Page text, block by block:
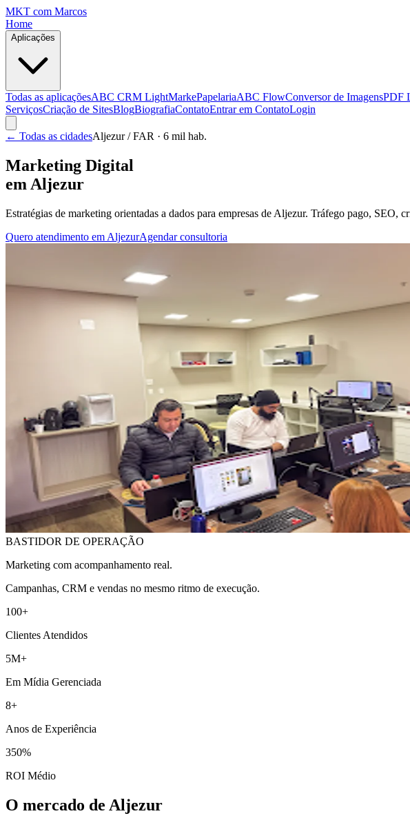
MKT com Marcos
Home
Aplicações
Todas as aplicaçõesABC CRM LightMarkePapelariaABC FlowConversor de ImagensPDF
ServiçosCriação de SitesBlogBiografiaContatoEntrar em ContatoLogin
← Todas as cidadesAljezur/ FAR · 6 mil hab.
Marketing Digital
em Aljezur
Estratégias de marketing orientadas a dados para empresas de Aljezur. Tráfego pago, SEO,
Quero atendimento em AljezurAgendar consultoria
BASTIDOR DE OPERAÇÃO
Marketing com acompanhamento real.
Campanhas, CRM e vendas no mesmo ritmo de execução.
100+
Clientes Atendidos
5M+
Em Mídia Gerenciada
8+
Anos de Experiência
350%
ROI Médio
O mercado de Aljezur